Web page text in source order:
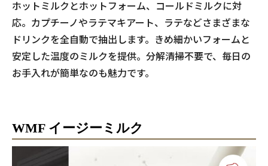
ホットミルクとホットフォーム、コールドミルクに対
応。カプチーノやラテマキアート、ラテなどさまざまな
ドリンクを全自動で抽出します。きめ細かいフォームと
安定した温度のミルクを提供。分解清掃不要で、毎日の
お手入れが簡単なのも魅力です。
WMF イージーミルク